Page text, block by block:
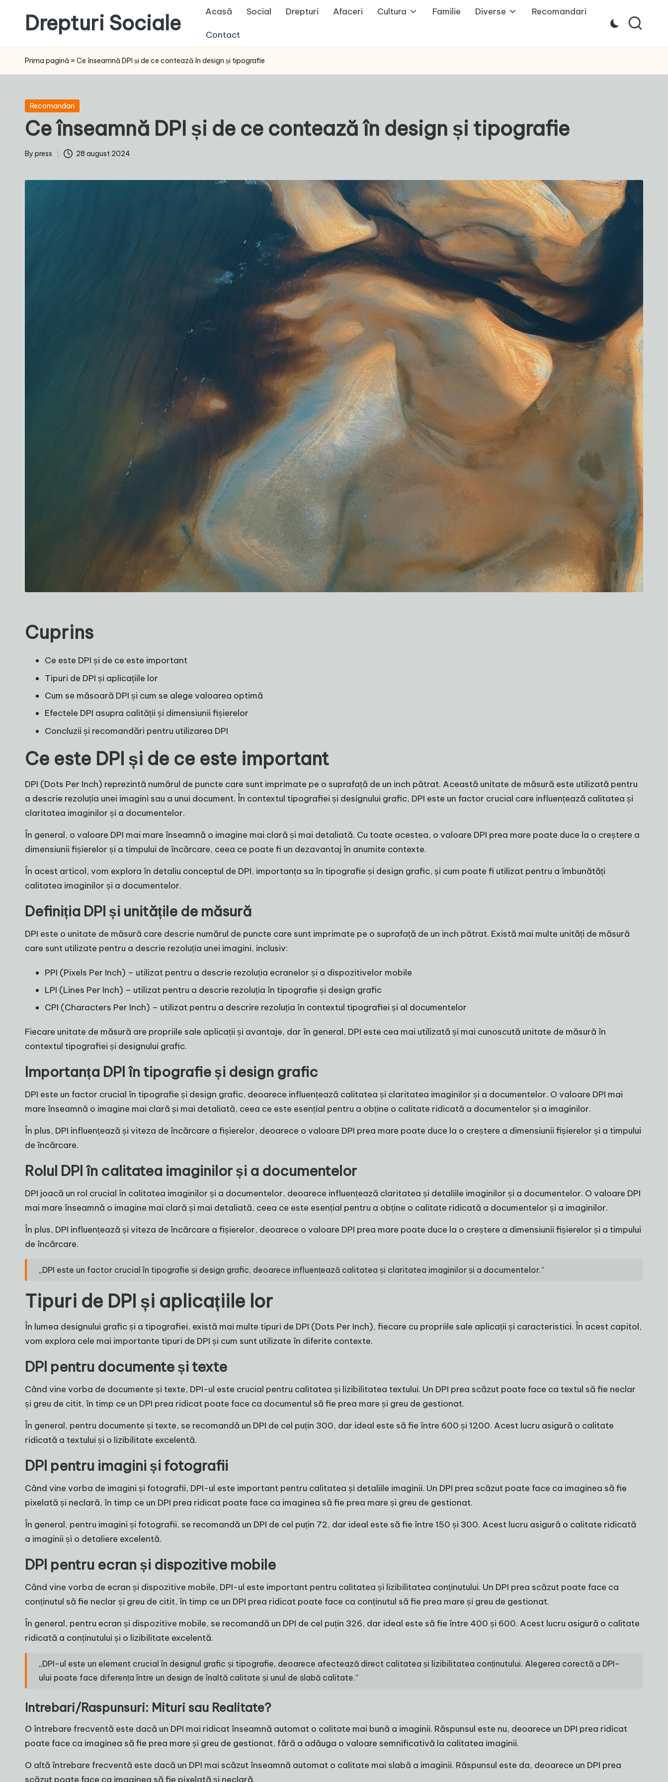
content
Drepturi Sociale
Drepturile
Sociale:
Ta,
Schimbarea
Noastră!
Acasă Social Drepturi Afaceri Cultura Familie Diverse Recomandari
Contact
Prima pagină » Ce înseamnă DPI și de ce contează în design și tipografie
Posted
Recomandari
Ce înseamnă DPI și de ce contează în design și tipografie
Posted
By press 28 august 2024
Cuprins
Ce este DPI și de ce este important
Tipuri de DPI și aplicațiile lor
Cum se măsoară DPI și cum se alege valoarea optimă
Efectele DPI asupra calității și dimensiunii fișierelor
Concluzii și recomandări pentru utilizarea DPI
Ce este DPI și de ce este important
DPI (Dots Per Inch) reprezintă numărul de puncte care sunt imprimate pe o suprafață de un inch pătrat. Această unitate de măsură este utilizată pentru
a descrie rezoluția unei imagini sau a unui document. În contextul tipografiei și designului grafic, DPI este un factor crucial care influențează calitatea și
claritatea imaginilor și a documentelor.
În general, o valoare DPI mai mare înseamnă o imagine mai clară și mai detaliată. Cu toate acestea, o valoare DPI prea mare poate duce la o creștere a
dimensiunii fișierelor și a timpului de încărcare, ceea ce poate fi un dezavantaj în anumite contexte.
În acest articol, vom explora în detaliu conceptul de DPI, importanța sa în tipografie și design grafic, și cum poate fi utilizat pentru a îmbunătăți
calitatea imaginilor și a documentelor.
Definiția DPI și unitățile de măsură
DPI este o unitate de măsură care descrie numărul de puncte care sunt imprimate pe o suprafață de un inch pătrat. Există mai multe unități de măsură
care sunt utilizate pentru a descrie rezoluția unei imagini, inclusiv:
PPI (Pixels Per Inch) – utilizat pentru a descrie rezoluția ecranelor și a dispozitivelor mobile
LPI (Lines Per Inch) – utilizat pentru a descrie rezoluția în tipografie și design grafic
CPI (Characters Per Inch) – utilizat pentru a descrire rezoluția în contextul tipografiei și al documentelor
Fiecare unitate de măsură are propriile sale aplicații și avantaje, dar în general, DPI este cea mai utilizată și mai cunoscută unitate de măsură în
contextul tipografiei și designului grafic.
Importanța DPI în tipografie și design grafic
DPI este un factor crucial în tipografie și design grafic, deoarece influențează calitatea și claritatea imaginilor și a documentelor. O valoare DPI mai
mare înseamnă o imagine mai clară și mai detaliată, ceea ce este esențial pentru a obține o calitate ridicată a documentelor și a imaginilor.
În plus, DPI influențează și viteza de încărcare a fișierelor, deoarece o valoare DPI prea mare poate duce la o creștere a dimensiunii fișierelor și a timpului
de încărcare.
Rolul DPI în calitatea imaginilor și a documentelor
DPI joacă un rol crucial în calitatea imaginilor și a documentelor, deoarece influențează claritatea și detaliile imaginilor și a documentelor. O valoare DPI
mai mare înseamnă o imagine mai clară și mai detaliată, ceea ce este esențial pentru a obține o calitate ridicată a documentelor și a imaginilor.
În plus, DPI influențează și viteza de încărcare a fișierelor, deoarece o valoare DPI prea mare poate duce la o creștere a dimensiunii fișierelor și a timpului
de încărcare.
„DPI este un factor crucial în tipografie și design grafic, deoarece influențează calitatea și claritatea imaginilor și a documentelor.”
Tipuri de DPI și aplicațiile lor
În lumea designului grafic și a tipografiei, există mai multe tipuri de DPI (Dots Per Inch), fiecare cu propriile sale aplicații și caracteristici. În acest capitol,
vom explora cele mai importante tipuri de DPI și cum sunt utilizate în diferite contexte.
DPI pentru documente și texte
Când vine vorba de documente și texte, DPI-ul este crucial pentru calitatea și lizibilitatea textului. Un DPI prea scăzut poate face ca textul să fie neclar
și greu de citit, în timp ce un DPI prea ridicat poate face ca documentul să fie prea mare și greu de gestionat.
În general, pentru documente și texte, se recomandă un DPI de cel puțin 300, dar ideal este să fie între 600 și 1200. Acest lucru asigură o calitate
ridicată a textului și o lizibilitate excelentă.
DPI pentru imagini și fotografii
Când vine vorba de imagini și fotografii, DPI-ul este important pentru calitatea și detaliile imaginii. Un DPI prea scăzut poate face ca imaginea să fie
pixelată și neclară, în timp ce un DPI prea ridicat poate face ca imaginea să fie prea mare și greu de gestionat.
În general, pentru imagini și fotografii, se recomandă un DPI de cel puțin 72, dar ideal este să fie între 150 și 300. Acest lucru asigură o calitate ridicată
a imaginii și o detaliere excelentă.
DPI pentru ecran și dispozitive mobile
Când vine vorba de ecran și dispozitive mobile, DPI-ul este important pentru calitatea și lizibilitatea conținutului. Un DPI prea scăzut poate face ca
conținutul să fie neclar și greu de citit, în timp ce un DPI prea ridicat poate face ca conținutul să fie prea mare și greu de gestionat.
În general, pentru ecran și dispozitive mobile, se recomandă un DPI de cel puțin 326, dar ideal este să fie între 400 și 600. Acest lucru asigură o calitate
ridicată a conținutului și o lizibilitate excelentă.
„DPI-ul este un element crucial în designul grafic și tipografie, deoarece afectează direct calitatea și lizibilitatea conținutului. Alegerea corectă a DPI-
ului poate face diferența între un design de înaltă calitate și unul de slabă calitate.”
Intrebari/Raspunsuri: Mituri sau Realitate?
O întrebare frecventă este dacă un DPI mai ridicat înseamnă automat o calitate mai bună a imaginii. Răspunsul este nu, deoarece un DPI prea ridicat
poate face ca imaginea să fie prea mare și greu de gestionat, fără a adăuga o valoare semnificativă la calitatea imaginii.
O altă întrebare frecventă este dacă un DPI mai scăzut înseamnă automat o calitate mai slabă a imaginii. Răspunsul este da, deoarece un DPI prea
scăzut poate face ca imaginea să fie pixelată și neclară.